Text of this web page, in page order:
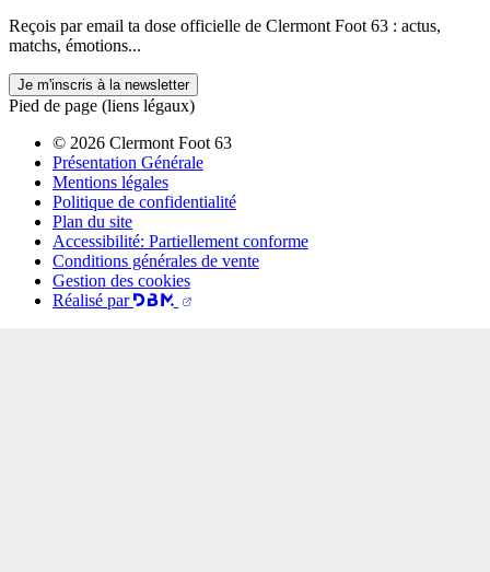
Reçois par email ta dose officielle de Clermont Foot 63 : actus,
matchs, émotions...
Je m'inscris à la newsletter
Pied de page (liens légaux)
© 2026 Clermont Foot 63
Présentation Générale
Mentions légales
Politique de confidentialité
Plan du site
Accessibilité: Partiellement conforme
Conditions générales de vente
Gestion des cookies
Réalisé par